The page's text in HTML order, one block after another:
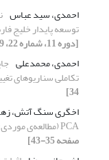
احمدی، سید عباس
توسعه پایدار خلیج
[دوره 11، شماره 22، 1399، صفحه 67-81]
احمدی، محمدعلی
تکاملی سناریوهای
34]
اخگری سنگ آتش،
PCA (مطالعه‌‌ی موردی: شهر مشهد)
صفحه 35-43]